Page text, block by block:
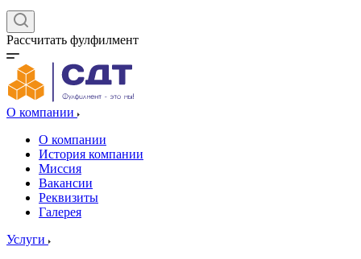
Рассчитать фулфилмент
О компании
О компании
История компании
Миссия
Вакансии
Реквизиты
Галерея
Услуги